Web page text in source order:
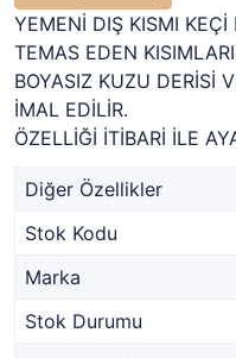
YEMENİ DIŞ KISMI KEÇİ
TEMAS EDEN KISIMLARI
BOYASIZ KUZU DERİSİ
İMAL EDİLİR.
ÖZELLİĞİ İTİBARİ İLE
Diğer Özellikler
Stok Kodu
Marka
Stok Durumu